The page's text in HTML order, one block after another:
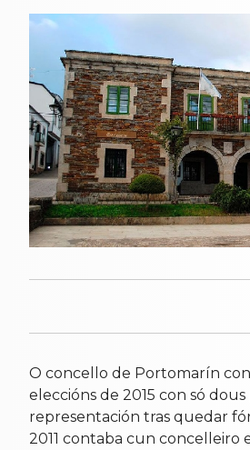
O concello de Portomarín
eleccións de 2015 con só
representación tras quedar
2011 contaba cun concelleiro